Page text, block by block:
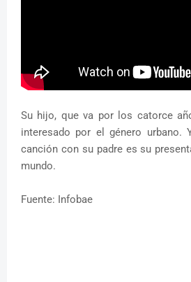
Su hijo, que va por los catorce
interesado por el género urbano.
canción con su padre es su
mundo.
Fuente: Infobae